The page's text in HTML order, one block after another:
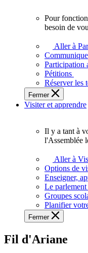
plein
potentiel,
l'Assemblée
a
besoin
de
Pour
besoin de
Aller à
Participation
Pétitions
Réserver les
Fermer
Visiter et apprendre
voir,
apprendre
et
à
à
Il y a tant à
l'Assemblée
Aller à
Options de
Enseigner,
Le
Groupes
Planifier
Fermer
Fil d'Ariane